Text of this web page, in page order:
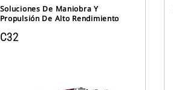
Soluciones De Maniobra Y
Propulsión De Alto Rendimiento
C32